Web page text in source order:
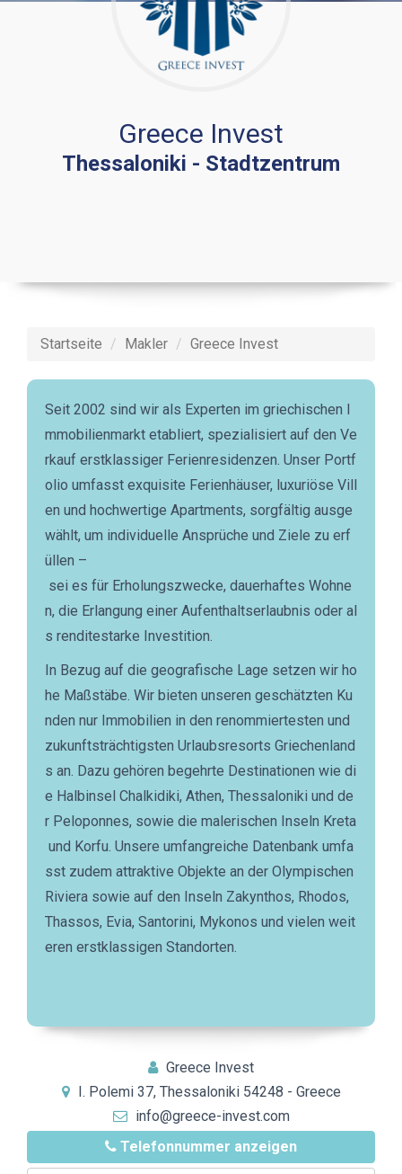
Greece Invest
Thessaloniki - Stadtzentrum
Startseite Makler Greece Invest
Seit 2002 sind wir als Experten im griechischen I
mmobilienmarkt etabliert, spezialisiert auf den Ve
rkauf erstklassiger Ferienresidenzen. Unser Portf
olio umfasst exquisite Ferienhäuser, luxuriöse Vill
en und hochwertige Apartments, sorgfältig ausge
wählt, um individuelle Ansprüche und Ziele zu erf
üllen –
sei es für Erholungszwecke, dauerhaftes Wohne
n, die Erlangung einer Aufenthaltserlaubnis oder al
s renditestarke Investition.
In Bezug auf die geografische Lage setzen wir ho
he Maßstäbe. Wir bieten unseren geschätzten Ku
nden nur Immobilien in den renommiertesten und
zukunftsträchtigsten Urlaubsresorts Griechenland
s an. Dazu gehören begehrte Destinationen wie di
e Halbinsel Chalkidiki, Athen, Thessaloniki und de
r Peloponnes, sowie die malerischen Inseln Kreta
und Korfu. Unsere umfangreiche Datenbank umfa
sst zudem attraktive Objekte an der Olympischen
Riviera sowie auf den Inseln Zakynthos, Rhodos,
Thassos, Evia, Santorini, Mykonos und vielen weit
eren erstklassigen Standorten.
Greece Invest
I. Polemi 37, Thessaloniki 54248 - Greece
info@greece-invest.com
Telefonnummer anzeigen